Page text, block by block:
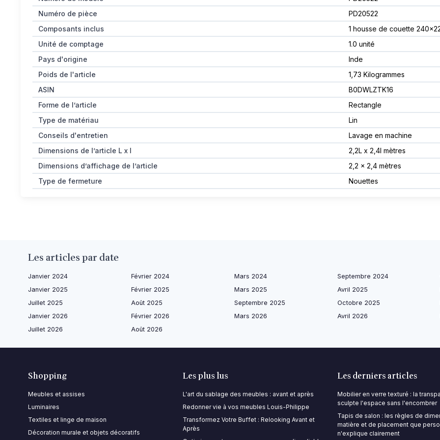
Numéro de pièce
PD20522
Composants inclus
1 housse de couette
Unité de comptage
1.0 unité
Pays d'origine
Inde
Poids de l'article
1,73 Kilogrammes
ASIN
B0DWLZTK16
Forme de l’article
Rectangle
Type de matériau
Lin
Conseils d'entretien
Lavage en machine
Dimensions de l’article L x l
2,2L x 2,4l mètres
Dimensions d’affichage de l’article
2,2 x 2,4 mètres
Type de fermeture
Nouettes
Les articles par date
Janvier 2024 Février 2024 Mars 2024 Septembre 2024
Janvier 2025
Février 2025 Mars 2025 Avril 2025
Juillet 2025
Août 2025 Septembre 2025 Octobre 2025
Janvier 2026
Février 2026 Mars 2026 Avril 2026
Juillet 2026
Août 2026
Shopping
Meubles et assises
Luminaires
Textiles et linge de maison
Décoration murale et objets décoratifs
Les plus lus
L'art du sablage des meubles : avant et après
Redonner vie à vos meubles Louis-Philippe
Transformez Votre Buffet : Relooking Avant et
Après
Les derniers articles
Mobilier en verre texturé : la
sculpte l'espace sans l'encombrer
Tapis de salon : les règles de
matière et de placement que
n'explique clairement